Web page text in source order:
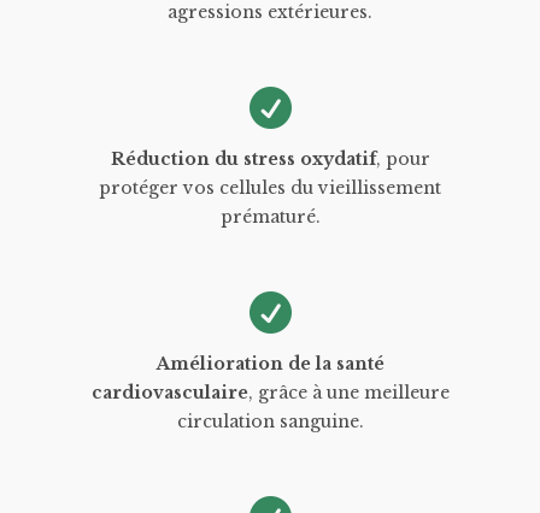
agressions extérieures.
Réduction du stress oxydatif, pour
protéger vos cellules du vieillissement
prématuré.
Amélioration de la santé
cardiovasculaire, grâce à une meilleure
circulation sanguine.